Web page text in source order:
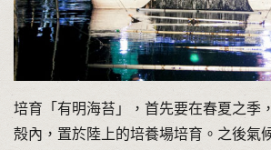
培育「有明海苔」，首先要在春夏之季
殻內，置於陸上的培養場培育。之後氣